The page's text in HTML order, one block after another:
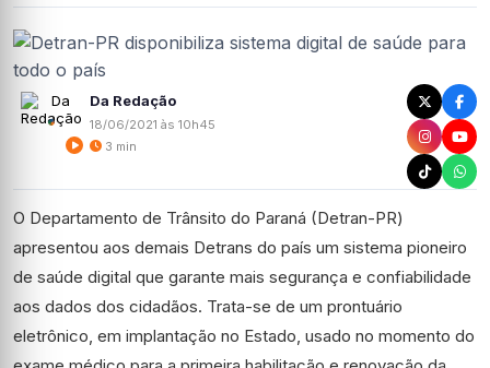
Da Redação
18/06/2021 às 10h45
3 min
O Departamento de Trânsito do Paraná (Detran-PR)
apresentou aos demais Detrans do país um sistema pioneiro
de saúde digital que garante mais segurança e confiabilidade
aos dados dos cidadãos. Trata-se de um prontuário
eletrônico, em implantação no Estado, usado no momento do